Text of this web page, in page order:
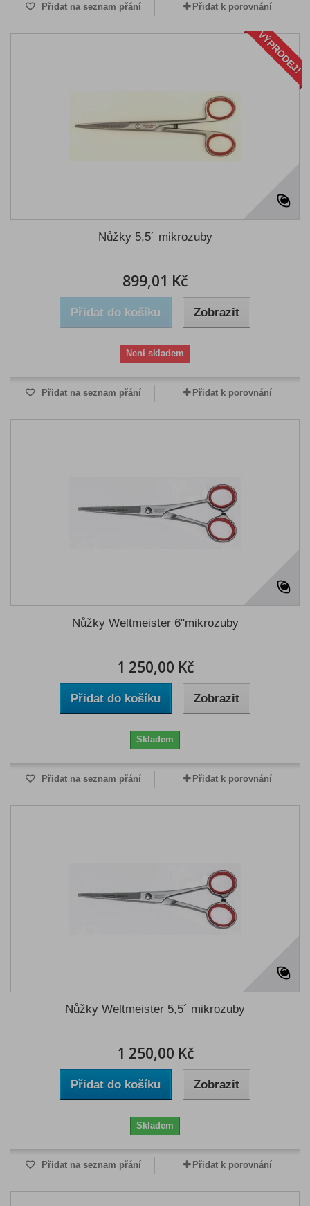
Přidat na seznam přání Přidat k porovnání
VÝPRODEJ!
Nůžky 5,5´ mikrozuby
899,01 Kč
Přidat do košíku Zobrazit
Není skladem
Přidat na seznam přání Přidat k porovnání
Nůžky Weltmeister 6"mikrozuby
1 250,00 Kč
Přidat do košíku Zobrazit
Skladem
Přidat na seznam přání Přidat k porovnání
Nůžky Weltmeister 5,5´ mikrozuby
1 250,00 Kč
Přidat do košíku Zobrazit
Skladem
Přidat na seznam přání Přidat k porovnání